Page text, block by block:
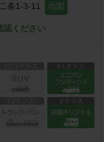
条1-3-11 地図
認ください